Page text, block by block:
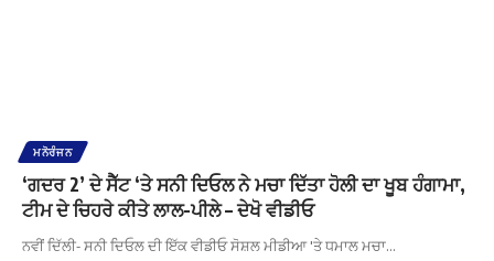
ਮਨੋਰੰਜਨ
‘ਗਦਰ 2’ ਦੇ ਸੈੱਟ ‘ਤੇ ਸਨੀ ਦਿਓਲ ਨੇ ਮਚਾ ਦਿੱਤਾ ਹੋਲੀ ਦਾ ਖੂਬ ਹੰਗਾਮਾ,
ਟੀਮ ਦੇ ਚਿਹਰੇ ਕੀਤੇ ਲਾਲ-ਪੀਲੇ – ਦੇਖੋ ਵੀਡੀਓ
ਨਵੀਂ ਦਿੱਲੀ- ਸਨੀ ਦਿਓਲ ਦੀ ਇੱਕ ਵੀਡੀਓ ਸੋਸ਼ਲ ਮੀਡੀਆ 'ਤੇ ਧਮਾਲ ਮਚਾ…